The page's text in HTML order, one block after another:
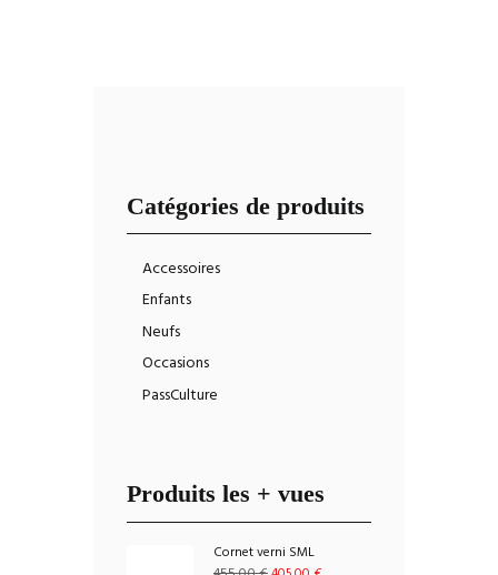
Catégories de produits
Accessoires
Enfants
Neufs
Occasions
PassCulture
Produits les + vues
Cornet verni SML